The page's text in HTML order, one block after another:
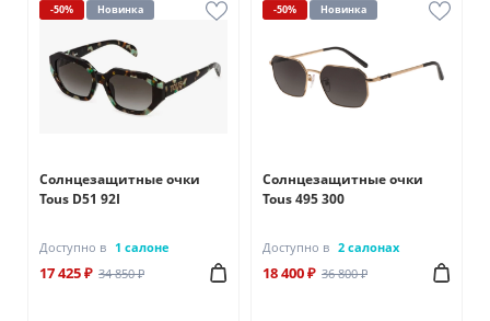
-50% Новинка
Солнцезащитные очки
Tous D51 92I
Доступно в 1 салоне
17 425 ₽ 34 850 ₽
-50% Новинка
Солнцезащитные очки
Tous 495 300
Доступно в 2 салонах
18 400 ₽ 36 800 ₽